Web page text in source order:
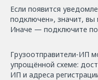
Если появится
подключен», значит,
Иначе — подключите
Грузоотправители-ИП
упрощённой схеме:
ИП и адреса